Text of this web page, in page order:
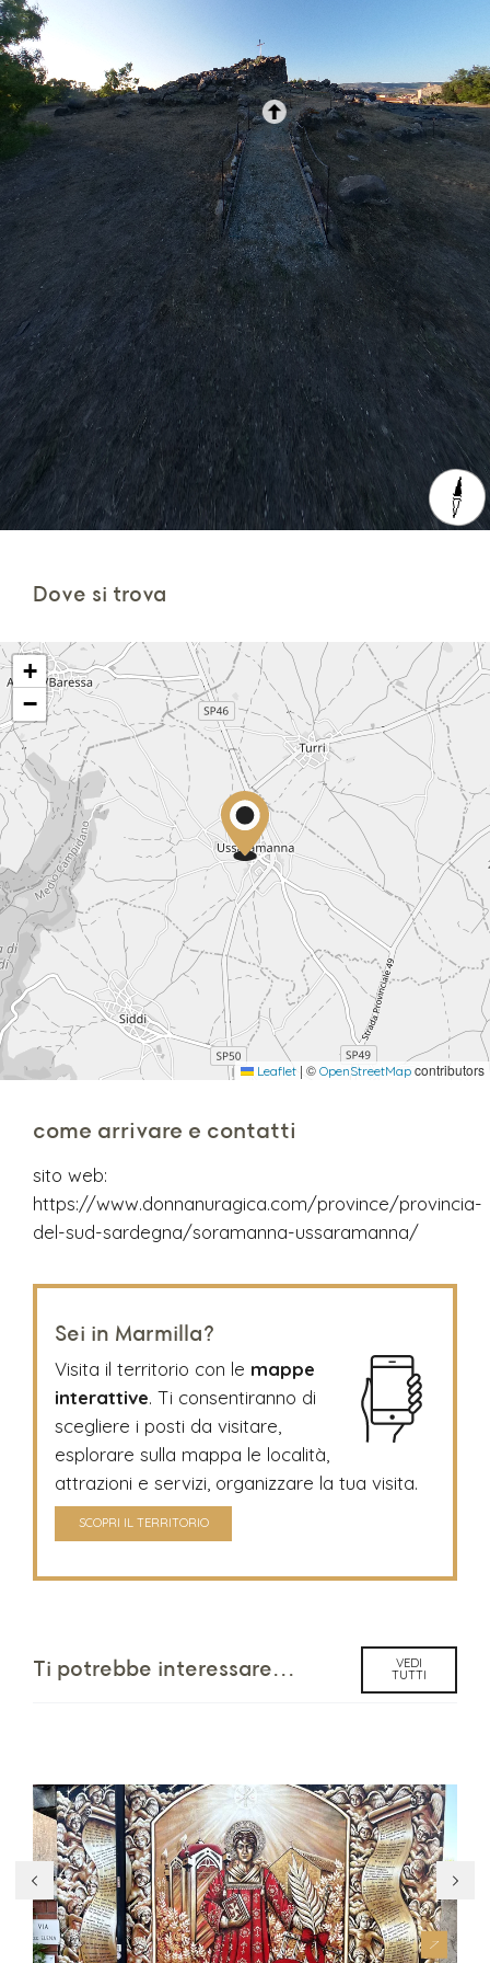
Dove si trova
+
−
Leaflet | © OpenStreetMap contributors
come arrivare e contatti
sito web:
https://www.donnanuragica.com/province/provincia-
del-sud-sardegna/soramanna-ussaramanna/
Sei in Marmilla?
Visita il territorio con le mappe
interattive. Ti consentiranno di
scegliere i posti da visitare,
esplorare sulla mappa le località,
attrazioni e servizi, organizzare la tua visita.
SCOPRI IL TERRITORIO
Ti potrebbe interessare... VEDI
TUTTI